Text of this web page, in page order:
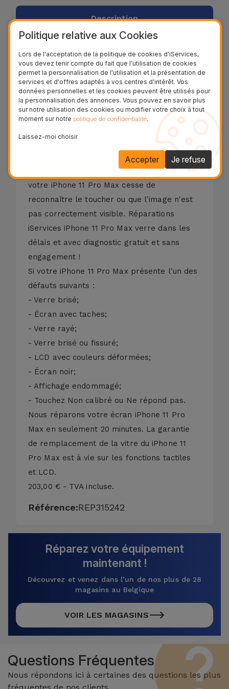
Description
L'écran fissuré ou endommagé est l'un des
dommages physiques les plus courants sur
les téléphones mobiles ou autres appareils
mobiles. Les dommages au verre du iPhone
11 Pro Max sont identifiés comme du verre
fissuré ou même lorsque seul l'écran LCD
cesse de fonctionner, par exemple lorsque
votre iPhone 11 Pro Max cesse de
reconnaître le toucher ou que l'image n'est
pas correctement visible. Réparations
iServices iPhone 11 Pro Max verre dans les
délais et avec diagnostic gratuit et sans
engagement !
Si votre iPhone 11 Pro Max présente l'un des
défauts suivants :
- Verre brisé;
- Écran avec taches;
- Verre rayé;
- Verre brisé ou fissuré;
- LCD avec couleurs déformées;
- Écran noir;
- Affichage endommagé;
- Touchez Non calibré ou Ne répond pas.
Nous réparons votre écran iPhone 11 Pro
Max en seulement 20 minutes. La garantie
de remplacement de la vitre du iPhone 11
Pro Max est à vie sur les fonctions tactiles
et LCD.
203,00 € - TVA incluse.
Référence:REP315242
Réparez votre équipement
maintenant !
Découvrez et venez dans l’un de nos plus de 28
magasins au Belgique
VOIR LES MAGASINS
Questions Fréquentes
Nous répondons ici à certaines des questions les plus
Politique relative aux Cookies
Lors de l'acceptation de la politique de cookies d'iServices,
vous devez tenir compte du fait que l'utilisation de cookies
permet la personnalisation de l'utilisation et la présentation de
services et d'offres adaptés à vos centres d'intérêt. Vos
données personnelles et les cookies peuvent être utilisés pour
la personnalisation des annonces. Vous pouvez en savoir plus
sur notre utilisation des cookies ou modifier votre choix à tout
moment sur notre politique de confidentialité.
Laissez-moi choisir
Je refuse
Accepter